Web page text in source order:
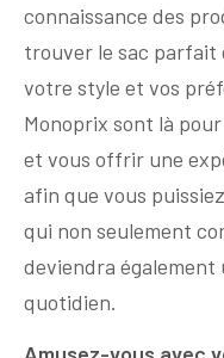
connaissance des
trouver le sac parfait
votre style et vos
Monoprix sont là
et vous offrir une
afin que vous
qui non seulement
deviendra également
quotidien.